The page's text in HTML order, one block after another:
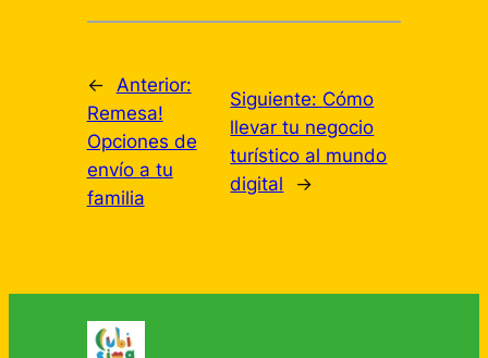
← Anterior:
Remesa!
Opciones de
envío a tu
familia
Siguiente: Cómo
llevar tu negocio
turístico al mundo
digital
→